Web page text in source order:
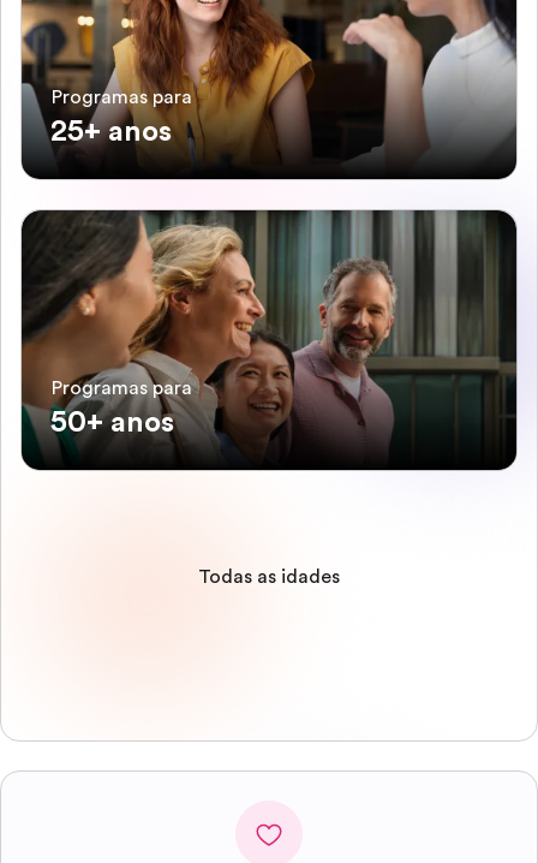
Programas para
25+ anos
Programas para
50+ anos
Todas as idades